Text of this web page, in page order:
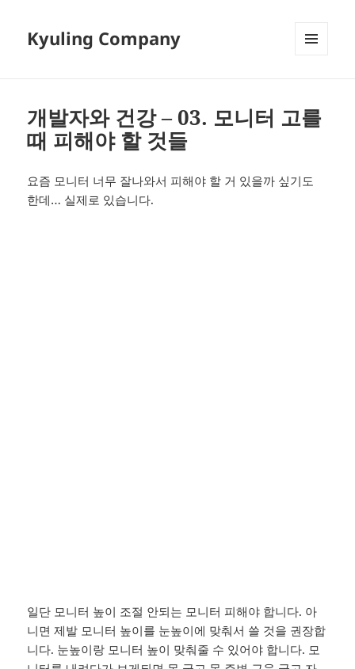
Kyuling Company
개발자와 건강 – 03. 모니터 고를
때 피해야 할 것들
요즘 모니터 너무 잘나와서 피해야 할 거 있을까 싶기도
한데… 실제로 있습니다.
일단 모니터 높이 조절 안되는 모니터 피해야 합니다. 아
니면 제발 모니터 높이를 눈높이에 맞춰서 쓸 것을 권장합
니다. 눈높이랑 모니터 높이 맞춰줄 수 있어야 합니다. 모